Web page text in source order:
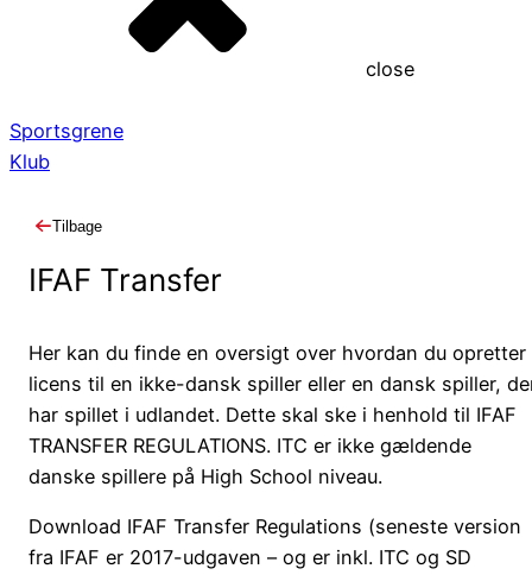
close
Sportsgrene
Klub
Tilbage
IFAF Transfer
Her kan du finde en oversigt over hvordan du opretter
licens til en ikke-dansk spiller eller en dansk spiller,
har spillet i udlandet. Dette skal ske i henhold til IFAF
TRANSFER REGULATIONS. ITC er ikke gældende
danske spillere på High School niveau.
Download IFAF Transfer Regulations (seneste version
fra IFAF er 2017-udgaven – og er inkl. ITC og SD